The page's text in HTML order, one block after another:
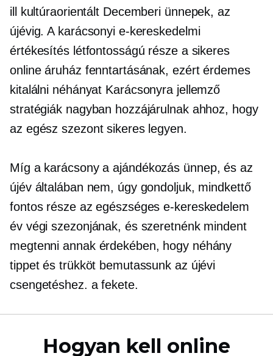
ill
kultúraorientált Decemberi ünnepek, az
újévig. A karácsonyi e-kereskedelmi
értékesítés létfontosságú része a sikeres
online áruház fenntartásának, ezért érdemes
kitalálni néhányat Karácsonyra jellemző
stratégiák nagyban hozzájárulnak ahhoz, hogy
az egész szezont sikeres legyen.
Míg a karácsony aajándékozás ünnep, és az
újév általában nem, úgy gondoljuk, mindkettő
fontos része az egészséges e-kereskedelem
év végi szezonjának, és szeretnénk mindent
megtenni annak érdekében, hogy néhány
tippet és trükköt bemutassunk az újévi
csengetéshez. a fekete.
Hogyan kell online